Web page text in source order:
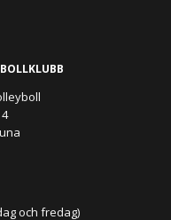
och fredag)